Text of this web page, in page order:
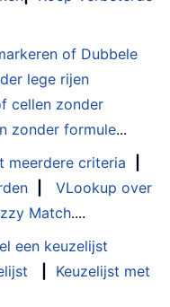
of Dubbele
lege rijen
cellen zonder
zonder formule...
meerdere criteria
VLookup over
Match....
een keuzelijst
Keuzelijst met